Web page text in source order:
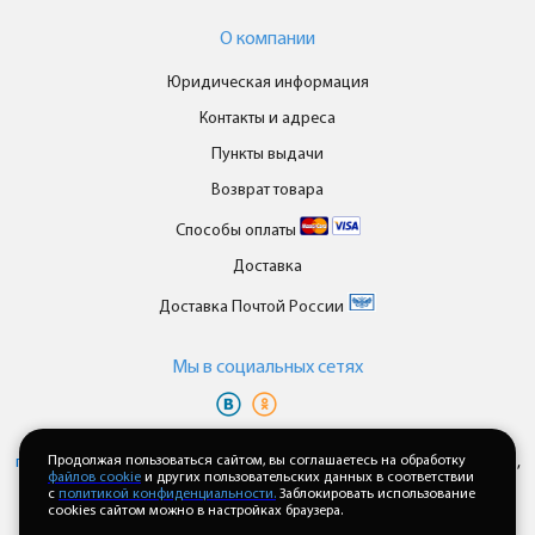
О компании
Юридическая информация
Контакты и адреса
Пункты выдачи
Возврат товара
Способы оплаты
Доставка
Доставка Почтой России
Мы в cоциальных сетях
персональных данныхипользовательского соглашениякаждый раз,
когда оставляете свои данные в любой форме обратной связи на
сайте enkor24.ru
Продолжая пользоваться сайтом, вы соглашаетесь на обработку
файлов cookie и других пользовательских данных в соответствии
с политикой конфиденциальности. Заблокировать использование
cookies сайтом можно в настройках браузера.